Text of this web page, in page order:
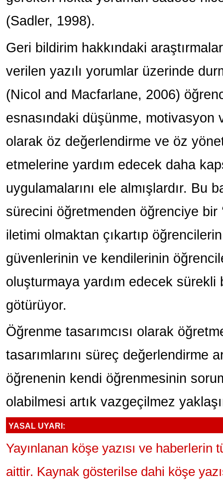
(Sadler, 1998).
Geri bildirim hakkındaki
verilen yazılı yorumlar üzerinde
(Nicol and Macfarlane, 2006)
esnasındaki düşünme, motivasyon
olarak öz değerlendirme ve öz
etmelerine yardım edecek daha
uygulamalarını ele almışlardır. Bu
sürecini öğretmenden öğrenciye bir
iletimi olmaktan çıkartıp
güvenlerinin ve kendilerinin
oluşturmaya yardım edecek
götürüyor.
Öğrenme tasarımcısı olarak
tasarımlarını süreç değerlendirme
öğrenenin kendi öğrenmesinin
olabilmesi artık vazgeçilmez
YASAL UYARI:
Yayınlanan köşe yazısı ve haberlerin
aittir. Kaynak gösterilse dahi köşe